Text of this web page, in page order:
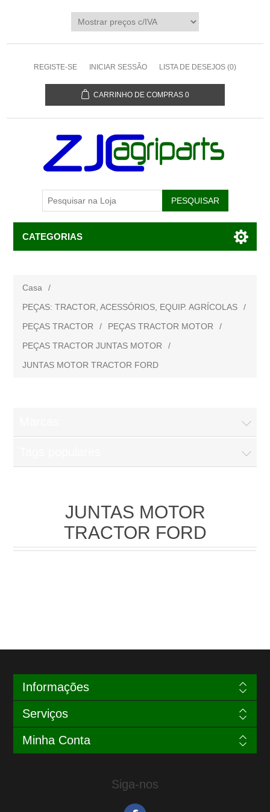
REGISTE-SE INICIAR SESSÃO LISTA DE DESEJOS (0)
CARRINHO DE COMPRAS 0
CATEGORIAS
Casa
/
PEÇAS: TRACTOR, ACESSÓRIOS, EQUIP. AGRÍCOLAS
/
PEÇAS TRACTOR
/ PEÇAS TRACTOR MOTOR
/
PEÇAS TRACTOR JUNTAS MOTOR
/
JUNTAS MOTOR TRACTOR FORD
JUNTAS MOTOR
TRACTOR FORD
Informações
Serviços
Minha Conta
Siga-nos